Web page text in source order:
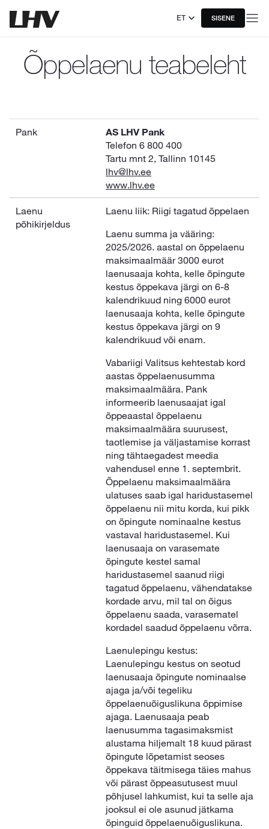
ET SISENE
Õppelaenu teabeleht
Pank
AS LHV Pank
Telefon 6 800 400
Tartu mnt 2, Tallinn 10145
lhv@lhv.ee
www.lhv.ee
Laenu
põhikirjeldus
Laenu liik: Riigi tagatud õppelaen
Laenu summa ja vääring:
2025/2026. aastal on õppelaenu
maksimaalmäär 3000 eurot
laenusaaja kohta, kelle õpingute
kestus õppekava järgi on 6-8
kalendrikuud ning 6000 eurot
laenusaaja kohta, kelle õpingute
kestus õppekava järgi on 9
kalendrikuud või enam.
Vabariigi Valitsus kehtestab kord
aastas õppelaenusumma
maksimaalmäära. Pank
informeerib laenusaajat igal
õppeaastal õppelaenu
maksimaalmäära suurusest,
taotlemise ja väljastamise korrast
ning tähtaegadest meedia
vahendusel enne 1. septembrit.
Õppelaenu maksimaalmäära
ulatuses saab igal haridustasemel
õppelaenu nii mitu korda, kui pikk
on õpingute nominaalne kestus
vastaval haridustasemel. Kui
laenusaaja on varasemate
õpingute kestel samal
haridustasemel saanud riigi
tagatud õppelaenu, vähendatakse
kordade arvu, mil tal on õigus
õppelaenu saada, varasematel
kordadel saadud õppelaenu võrra.
Laenulepingu kestus:
Laenulepingu kestus on seotud
laenusaaja õpingute nominaalse
ajaga ja/või tegeliku
õppelaenuõiguslikuna õppimise
ajaga. Laenusaaja peab
laenusumma tagasimaksmist
alustama hiljemalt 18 kuud pärast
õpingute lõpetamist seoses
õppekava täitmisega täies mahus
või pärast õppeasutusest muul
põhjusel lahkumist, kui ta selle aja
jooksul ei ole asunud jätkama
õpinguid õppelaenuõiguslikuna.